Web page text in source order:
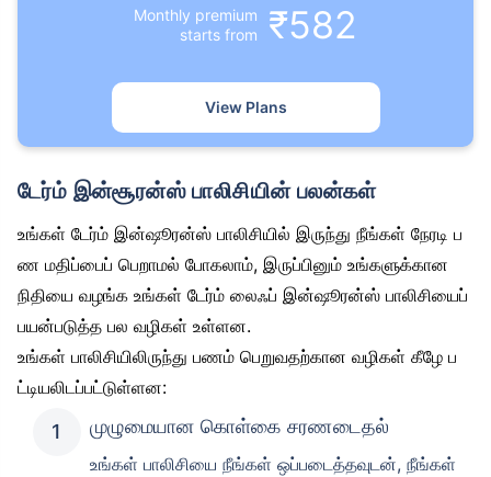
Monthly premium
starts from
₹582
View Plans
டேர்ம் இன்சூரன்ஸ் பாலிசியின் பலன்கள்
உங்கள் டேர்ம் இன்ஷூரன்ஸ் பாலிசியில் இருந்து நீங்கள் நேரடி ப
ண மதிப்பைப் பெறாமல் போகலாம், இருப்பினும் உங்களுக்கான
நிதியை வழங்க உங்கள் டேர்ம் லைஃப் இன்ஷூரன்ஸ் பாலிசியைப்
பயன்படுத்த பல வழிகள் உள்ளன.
உங்கள் பாலிசியிலிருந்து பணம் பெறுவதற்கான வழிகள் கீழே ப
ட்டியலிடப்பட்டுள்ளன:
முழுமையான கொள்கை சரணடைதல்
உங்கள் பாலிசியை நீங்கள் ஒப்படைத்தவுடன், நீங்கள்